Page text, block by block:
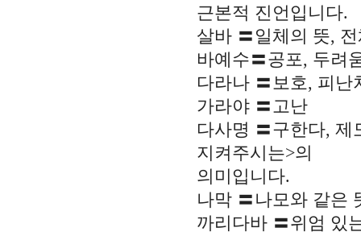
근본적 진언입니다.
살바 〓일체의 뜻,
바예수〓공포, 두려
다라나 〓보호, 피난
가라야 〓고난
다사명 〓구한다, 제
지켜주시는>의
의미입니다.
나막 〓나모와 같은
까리다바 〓위엄 있